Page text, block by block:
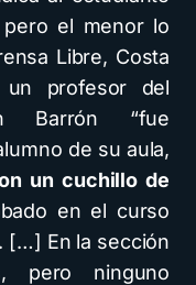
el menor lo
Libre, Costa
profesor del
Barrón “fue
de su aula,
un cuchillo de
en el curso
[…] En la sección
pero ninguno